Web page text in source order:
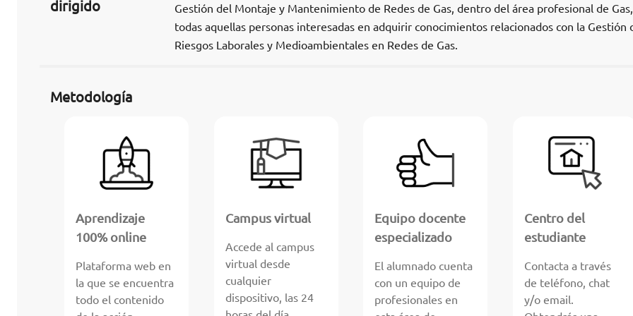
dirigido
Gestión del Montaje y Mantenimiento de Redes de Gas, dentro del área profesional de
todas aquellas personas interesadas en adquirir conocimientos relacionados con la Gestión
Riesgos Laborales y Medioambientales en Redes de Gas.
Metodología
Aprendizaje
100% online
Plataforma web en
la que se encuentra
todo el contenido
Campus virtual
Accede al campus
virtual desde
cualquier
dispositivo, las 24
Equipo docente
especializado
El alumnado cuenta
con un equipo de
profesionales en
Centro del
estudiante
Contacta a través
de teléfono, chat
y/o email.